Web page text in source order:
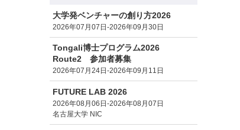
大学発ベンチャーの創り方2026
2026年07月07日-2026年09月30日
Tongali博士プログラム2026
Route2 参加者募集
2026年07月24日-2026年09月11日
FUTURE LAB 2026
2026年08月06日-2026年08月07日
名古屋大学 NIC